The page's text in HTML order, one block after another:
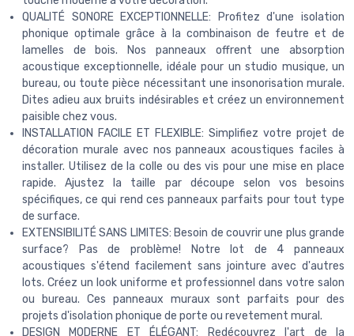
QUALITÉ SONORE EXCEPTIONNELLE: Profitez d'une isolation
phonique optimale grâce à la combinaison de feutre et de
lamelles de bois. Nos panneaux offrent une absorption
acoustique exceptionnelle, idéale pour un studio musique, un
bureau, ou toute pièce nécessitant une insonorisation murale.
Dites adieu aux bruits indésirables et créez un environnement
paisible chez vous.
INSTALLATION FACILE ET FLEXIBLE: Simplifiez votre projet de
décoration murale avec nos panneaux acoustiques faciles à
installer. Utilisez de la colle ou des vis pour une mise en place
rapide. Ajustez la taille par découpe selon vos besoins
spécifiques, ce qui rend ces panneaux parfaits pour tout type
de surface.
EXTENSIBILITÉ SANS LIMITES: Besoin de couvrir une plus grande
surface? Pas de problème! Notre lot de 4 panneaux
acoustiques s'étend facilement sans jointure avec d'autres
lots. Créez un look uniforme et professionnel dans votre salon
ou bureau. Ces panneaux muraux sont parfaits pour des
projets d'isolation phonique de porte ou revetement mural.
DESIGN MODERNE ET ÉLÉGANT: Redécouvrez l'art de la